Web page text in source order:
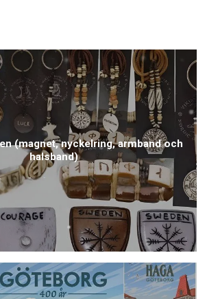
(magnet, nyckelring, armband och
halsband)